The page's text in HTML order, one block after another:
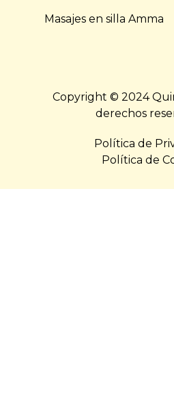
Masajes en silla Amma
Copyright © 2024
derechos
Política de
Política de